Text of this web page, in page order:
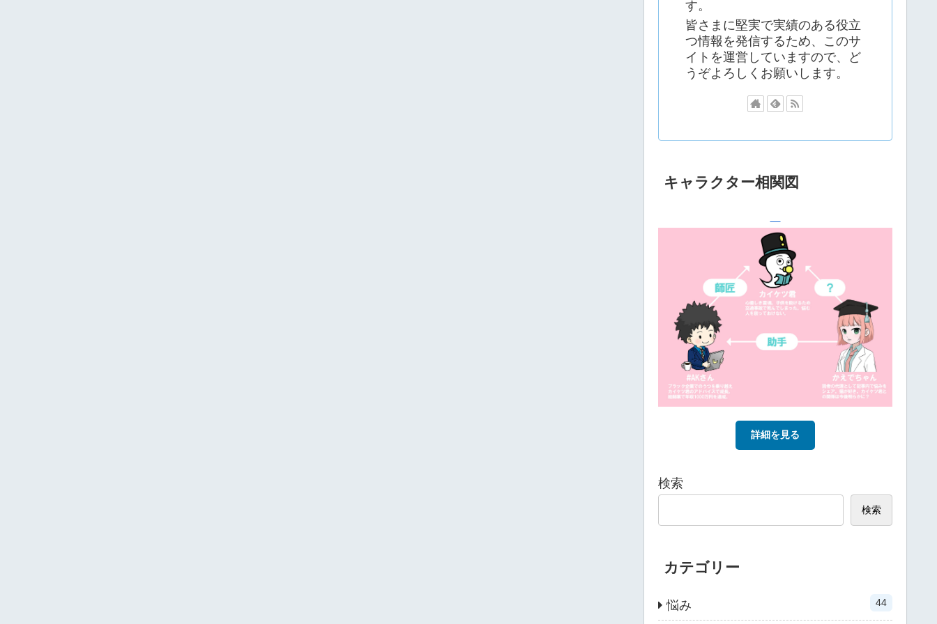
す。
皆さまに堅実で実績のある役立
つ情報を発信するため、このサ
イトを運営していますので、ど
うぞよろしくお願いします。
キャラクター相関図
詳細を見る
検索
検索
カテゴリー
悩み 44